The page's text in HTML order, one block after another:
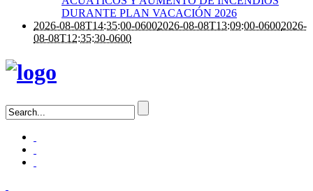
DURANTE PLAN VACACIÓN 2026
2026-08-08T14:35:00-06002026-08-08T13:09:00-06002026-
08-08T12:35:30-0600